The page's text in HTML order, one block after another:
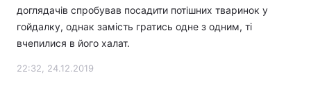
доглядачів спробував посадити потішних тваринок у
гойдалку, однак замість гратись одне з одним, ті
вчепилися в його халат.
22:32, 24.12.2019